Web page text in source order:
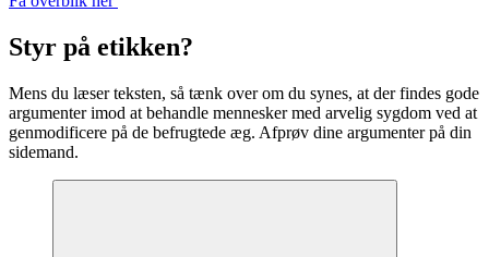
Styr på etikken?
Mens du læser teksten, så tænk over om du synes, at der findes gode
argumenter imod at behandle mennesker med arvelig sygdom ved at
genmodificere på de befrugtede æg. Afprøv dine argumenter på din
sidemand.